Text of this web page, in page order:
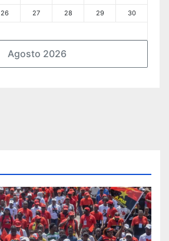
Agosto 2026
26 27 28 29 30